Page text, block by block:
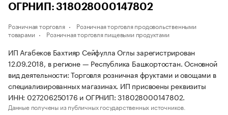
ОГРНИП: 318028000147802
Розничная торговля
Розничная торговля продовольственными
товарами
Розничная торговля пищевыми продуктами
ИП Агабеков Бахтияр Сейфулла Оглы зарегистрирован
12.09.2018, в регионе — Республика Башкортостан. Основной
вид деятельности: Торговля розничная фруктами и овощами в
специализированных магазинах. ИП присвоены реквизиты
ИНН: 027206250176 и ОГРНИП: 318028000147802.
Данные получены из публичных государственных источников.